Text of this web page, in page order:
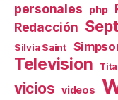
personales php
Redacción
Silvia Saint
Television
vicios videos